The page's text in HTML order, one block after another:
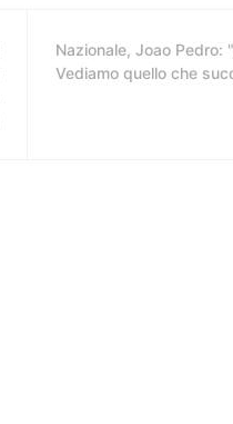
Nazionale, Joao Pedro:
Vediamo quello che